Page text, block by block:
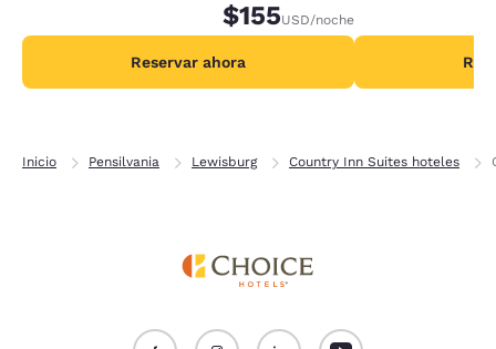
$155USD/noche
Reservar ahora
Inicio Pensilvania Lewisburg Country Inn Suites hoteles